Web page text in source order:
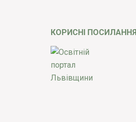
КОРИСНІ ПОСИЛАННЯ